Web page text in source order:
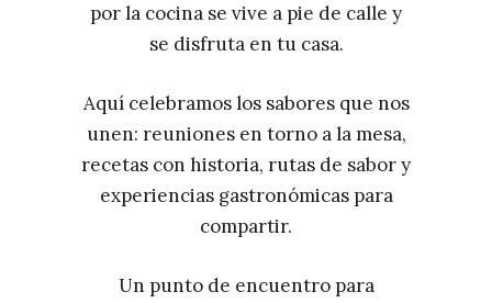
por la cocina se vive a pie de calle y
se disfruta en tu casa.
Aquí celebramos los sabores que nos
unen: reuniones en torno a la mesa,
recetas con historia, rutas de sabor y
experiencias gastronómicas para
compartir.
Un punto de encuentro para